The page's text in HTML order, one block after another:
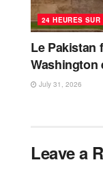
24 HEURES SUR
Le Pakistan
Washington
July 31, 2026
Leave a